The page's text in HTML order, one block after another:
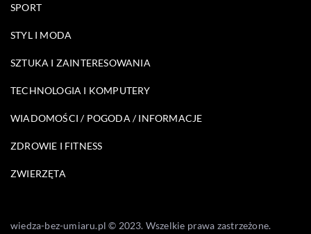
SPORT
STYL I MODA
SZTUKA I ZAINTERESOWANIA
TECHNOLOGIA I KOMPUTERY
WIADOMOŚCI / POGODA / INFORMACJE
ZDROWIE I FITNESS
ZWIERZĘTA
wiedza-bez-umiaru.pl © 2023. Wszelkie prawa zastrzeżone.